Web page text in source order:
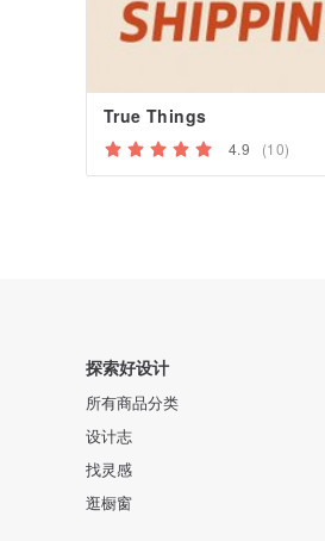
True Things
4.9 (10)
探索好设计
所有商品分类
设计志
找灵感
逛橱窗